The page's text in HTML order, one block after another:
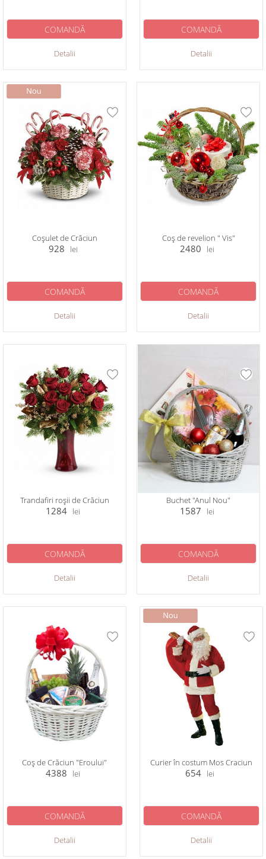
Detalii
COMANDĂ
Detalii
COMANDĂ
Coșulet de Crăciun
928 lei
Detalii
COMANDĂ
Coș de revelion " Vis"
2480 lei
Detalii
COMANDĂ
Trandafiri roșii de Crăciun
1284 lei
Detalii
COMANDĂ
Buchet "Anul Nou"
1587 lei
Detalii
COMANDĂ
Coș de Crăciun "Eroului"
4388 lei
Detalii
COMANDĂ
Curier în costum Mos Craciun
654 lei
Detalii
COMANDĂ